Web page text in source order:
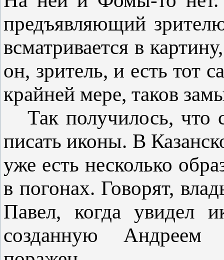
предъявляющий
всматривается в
он, зритель, и есть
крайней мере, таков
Так получилось, что
писать иконы. В
уже есть несколько
в погонах. Говорят,
Павел, когда увидел
созданную